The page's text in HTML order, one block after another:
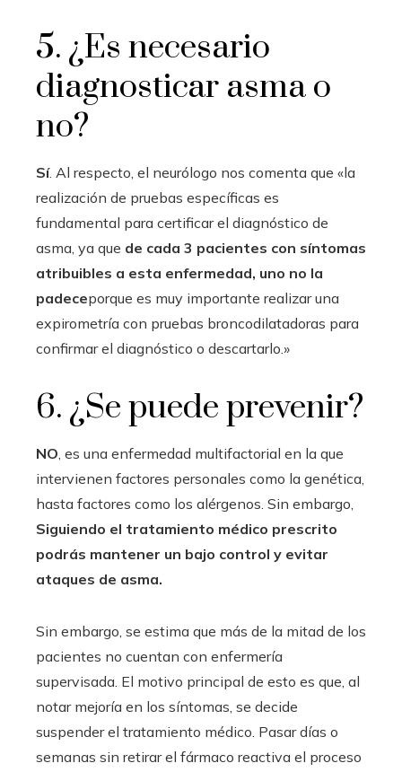
5. ¿Es necesario
diagnosticar asma o
no?
Sí. Al respecto, el neurólogo nos comenta que «la
realización de pruebas específicas es
fundamental para certificar el diagnóstico de
asma, ya que de cada 3 pacientes con síntomas
atribuibles a esta enfermedad, uno no la
padeceporque es muy importante realizar una
expirometría con pruebas broncodilatadoras para
confirmar el diagnóstico o descartarlo.»
6. ¿Se puede prevenir?
NO, es una enfermedad multifactorial en la que
intervienen factores personales como la genética,
hasta factores como los alérgenos. Sin embargo,
Siguiendo el tratamiento médico prescrito
podrás mantener un bajo control y evitar
ataques de asma.
Sin embargo, se estima que más de la mitad de los
pacientes no cuentan con enfermería
supervisada. El motivo principal de esto es que, al
notar mejoría en los síntomas, se decide
suspender el tratamiento médico. Pasar días o
semanas sin retirar el fármaco reactiva el proceso